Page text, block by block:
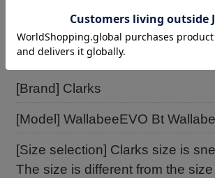
[Brand] Clarks
[Model] WallabeeEVO Bt
[Size selection] Clarks size is
The size is different from the